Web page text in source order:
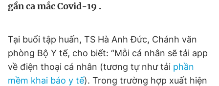
Tiện ích Bạn cần biết
Thông tin tòa soạn Liên hệ quảng cáo
gần ca mắc Covid-19 .
Tại buổi tập huấn, TS Hà Anh Đức, Chánh văn
phòng Bộ Y tế, cho biết: “Mỗi cá nhân sẽ tải app
về điện thoại cá nhân (tương tự như tải phần
mềm khai báo y tế). Trong trường hợp xuất hiện